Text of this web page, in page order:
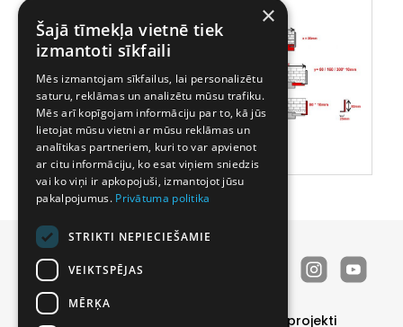
Durvis Realizētie projekti
×
Šajā tīmekļa vietnē tiek
izmantoti sīkfaili
Mēs izmantojam sīkfailus, lai personalizētu
saturu, reklāmas un analizētu mūsu trafiku.
Mēs arī kopīgojam informāciju par to, kā jūs
lietojat mūsu vietni ar mūsu reklāmas un
analītikas partneriem, kuri to var apvienot
ar citu informāciju, ko esat viņiem sniedzis
vai ko viņi ir apkopojuši, izmantojot jūsu
pakalpojumus. Privātuma politika
STRIKTI NEPIECIEŠAMIE
VEIKTSPĒJAS
MĒRĶA